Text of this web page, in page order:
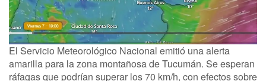
El Servicio Meteorológico Nacional emitió una alerta
amarilla para la zona montañosa de Tucumán. Se esperan
ráfagas que podrían superar los 70 km/h, con efectos sobre